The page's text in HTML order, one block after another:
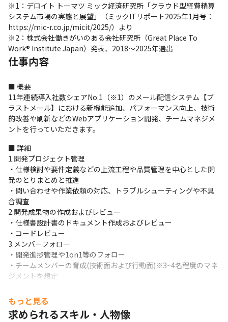
※1：デロイト トーマツ ミック経済研究所「クラウド型経費精算
システム市場の実態と展望」（ミックITリポート2025年1月号：
https://mic-r.co.jp/micit/2025/）より
※2：株式会社働きがいのある会社研究所（Great Place To
Work® Institute Japan）発表、2018～2025年選出
仕事内容
■ 概要
11年連続導入社数シェアNo.1（※1）のメール配信システム【ブ
ラストメール】における新機能追加、パフォーマンス向上、技術
的改善や刷新などのWebアプリケーション開発、チームマネジメ
ントを行っていただきます。
■ 詳細
1.開発プロジェクト管理
・仕様検討や要件定義などの上流工程や品質管理を中心とした開
発のとりまとめと推進
・問い合わせや作業依頼の対応、トラブルシューティングや不具
合調査
2.開発成果物の作成およびレビュー
・仕様書設計書のドキュメント作成およびレビュー
・コードレビュー
3.メンバーフォロー
・開発進捗管理や1on1等のフォロー
・チームメンバーの育成(技術面および行動面)※3~4名程度のマネ
ジメントを想定
・blastmail（ブラストメール）
顧客導入数（契約数18000社）＆シェア数11年連続業界No.1のメ
もっと見る
求められるスキル・人物像